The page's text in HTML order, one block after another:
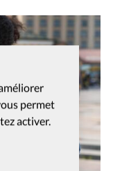
permet
activer.